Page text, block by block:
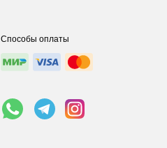
Способы оплаты